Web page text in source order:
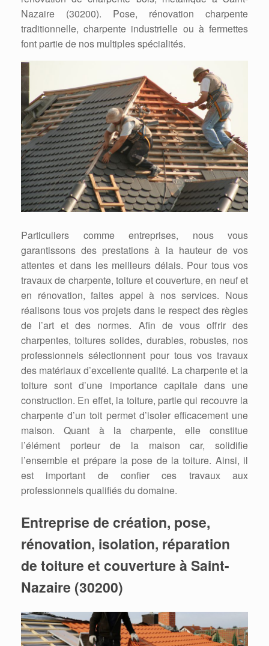
Nazaire (30200). Pose, rénovation charpente
traditionnelle, charpente industrielle ou à fermettes
font partie de nos multiples spécialités.
Particuliers comme entreprises, nous vous
garantissons des prestations à la hauteur de vos
attentes et dans les meilleurs délais. Pour tous vos
travaux de charpente, toiture et couverture, en neuf et
en rénovation, faites appel à nos services. Nous
réalisons tous vos projets dans le respect des règles
de l’art et des normes. Afin de vous offrir des
charpentes, toitures solides, durables, robustes, nos
professionnels sélectionnent pour tous vos travaux
des matériaux d’excellente qualité. La charpente et la
toiture sont d’une importance capitale dans une
construction. En effet, la toiture, partie qui recouvre la
charpente d’un toit permet d’isoler efficacement une
maison. Quant à la charpente, elle constitue
l’élément porteur de la maison car, solidifie
l’ensemble et prépare la pose de la toiture. Ainsi, il
est important de confier ces travaux aux
professionnels qualifiés du domaine.
Entreprise de création, pose,
rénovation, isolation, réparation
de toiture et couverture à Saint-
Nazaire (30200)